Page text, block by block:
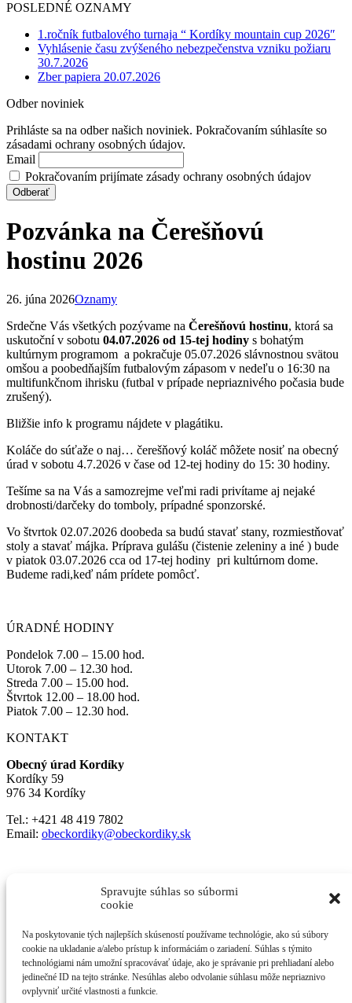
Spravujte súhlas so súbormi
cookie
Na poskytovanie tých najlepších skúseností používame technológie, ako sú súbory
cookie na ukladanie a/alebo prístup k informáciám o zariadení. Súhlas s týmito
technológiami nám umožní spracovávať údaje, ako je správanie pri prehliadaní alebo
jedinečné ID na tejto stránke. Nesúhlas alebo odvolanie súhlasu môže nepriaznivo
ovplyvniť určité vlastnosti a funkcie.
POSLEDNÉ OZNAMY
1.ročník futbalového turnaja “ Kordíky mountain cup 2026″
Vyhlásenie času zvýšeného nebezpečenstva vzniku požiaru
30.7.2026
Zber papiera 20.07.2026
Odber noviniek
Prihláste sa na odber našich noviniek. Pokračovaním súhlasíte so
zásadami ochrany osobných údajov.
Email
Pokračovaním prijímate zásady ochrany osobných údajov
Pozvánka na Čerešňovú
hostinu 2026
26. júna 2026Oznamy
Srdečne Vás všetkých pozývame na Čerešňovú hostinu, ktorá sa
uskutoční v sobotu 04.07.2026 od 15-tej hodiny s bohatým
kultúrnym programom a pokračuje 05.07.2026 slávnostnou svätou
omšou a poobedňajším futbalovým zápasom v nedeľu o 16:30 na
multifunkčnom ihrisku (futbal v prípade nepriaznivého počasia bude
zrušený).
Bližšie info k programu nájdete v plagátiku.
Koláče do súťaže o naj… čerešňový koláč môžete nosiť na obecný
úrad v sobotu 4.7.2026 v čase od 12-tej hodiny do 15: 30 hodiny.
Tešíme sa na Vás a samozrejme veľmi radi privítame aj nejaké
drobnosti/darčeky do tomboly, prípadné sponzorské.
Vo štvrtok 02.07.2026 doobeda sa budú stavať stany, rozmiestňovať
stoly a stavať májka. Príprava gulášu (čistenie zeleniny a iné ) bude
v piatok 03.07.2026 cca od 17-tej hodiny pri kultúrnom dome.
Budeme radi,keď nám prídete pomôcť.
ÚRADNÉ HODINY
Pondelok 7.00 – 15.00 hod.
Utorok 7.00 – 12.30 hod.
Streda 7.00 – 15.00 hod.
Štvrtok 12.00 – 18.00 hod.
Piatok 7.00 – 12.30 hod.
KONTAKT
Obecný úrad Kordíky
Kordíky 59
976 34 Kordíky
Tel.: +421 48 419 7802
Email: obeckordiky@obeckordiky.sk
Kliknutím prijmete súbory cookie marketing a povolíte tento obsah